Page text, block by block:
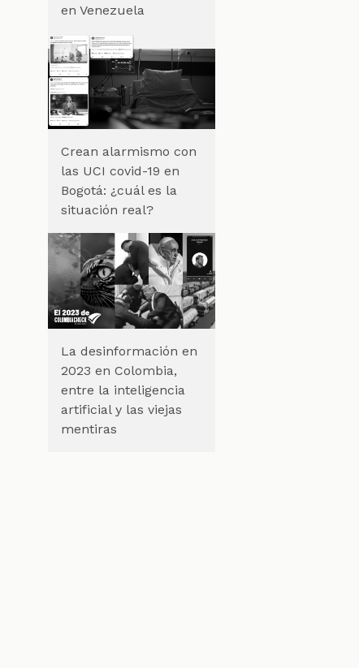
en Venezuela
Crean alarmismo con
las UCI covid-19 en
Bogotá: ¿cuál es la
situación real?
La desinformación en
2023 en Colombia,
entre la inteligencia
artificial y las viejas
mentiras